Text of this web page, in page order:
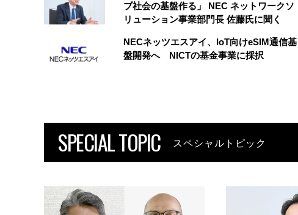
ブ社会の基盤作る」 NEC ネットワークソ
リューション事業部門長 佐藤氏に聞く
NECネッツエスアイ、IoT向けeSIM通信基
盤開発へ NICTの基金事業に採択
SPECIAL TOPIC スペシャルトピック